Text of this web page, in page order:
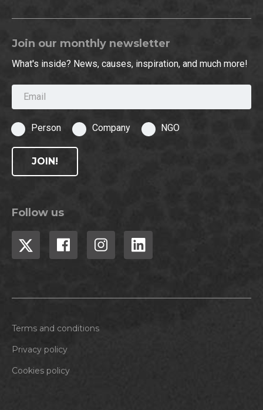
Join our monthly newsletter
What's inside? News, causes, inspiration, and much more!
Email
Person Company NGO
JOIN!
Follow us
Terms and conditions
Privacy policy
Cookies policy